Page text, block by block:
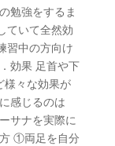
勉強をするま
ていて全然効
習中の方向け
効果 足首や下
様々な効果が
感じるのは
サナを実際に
①両足を自分